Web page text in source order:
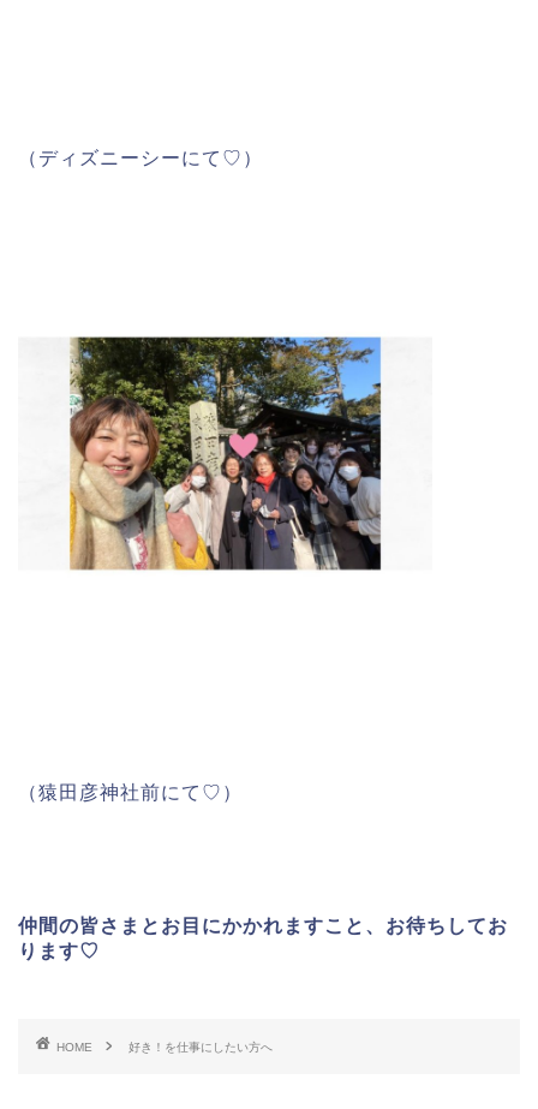
（ディズニーシーにて♡）
（猿田彦神社前にて♡）
仲間の皆さまとお目にかかれますこと、お待ちしてお
ります♡
HOME 好き！を仕事にしたい方へ